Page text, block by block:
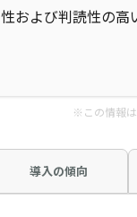
性および判読性の高
※この情報
導入の傾向